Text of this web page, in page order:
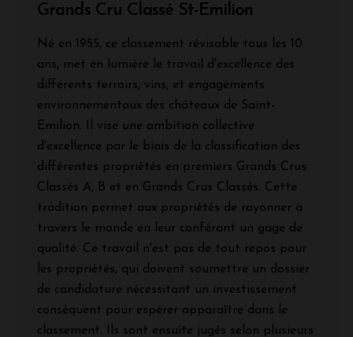
Grands Cru Classé St-Emilion
Né en 1955, ce classement révisable tous les 10
ans, met en lumière le travail d'excellence des
différents terroirs, vins, et engagements
environnementaux des châteaux de Saint-
Emilion. Il vise une ambition collective
d'excellence par le biais de la classification des
différentes propriétés en premiers Grands Crus
Classés A, B et en Grands Crus Classés. Cette
tradition permet aux propriétés de rayonner à
travers le monde en leur conférant un gage de
qualité. Ce travail n'est pas de tout repos pour
les propriétés, qui doivent soumettre un dossier
de candidature nécessitant un investissement
conséquent pour espérer apparaître dans le
classement. Ils sont ensuite jugés selon plusieurs